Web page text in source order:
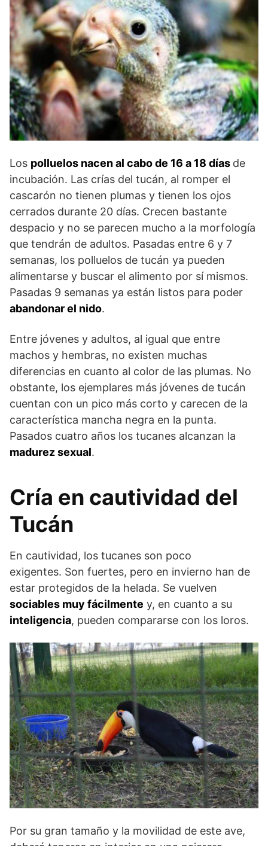
Los polluelos nacen al cabo de 16 a 18 días de
incubación. Las crías del tucán, al romper el
cascarón no tienen plumas y tienen los ojos
cerrados durante 20 días. Crecen bastante
despacio y no se parecen mucho a la morfología
que tendrán de adultos. Pasadas entre 6 y 7
semanas, los polluelos de tucán ya pueden
alimentarse y buscar el alimento por sí mismos.
Pasadas 9 semanas ya están listos para poder
abandonar el nido.
Entre jóvenes y adultos, al igual que entre
machos y hembras, no existen muchas
diferencias en cuanto al color de las plumas. No
obstante, los ejemplares más jóvenes de tucán
cuentan con un pico más corto y carecen de la
característica mancha negra en la punta.
Pasados cuatro años los tucanes alcanzan la
madurez sexual.
Cría en cautividad del
Tucán
En cautividad, los tucanes son poco
exigentes. Son fuertes, pero en invierno han de
estar protegidos de la helada. Se vuelven
sociables muy fácilmente y, en cuanto a su
inteligencia, pueden compararse con los loros.
Por su gran tamaño y la movilidad de este ave,